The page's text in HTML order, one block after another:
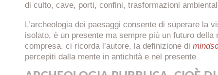
di culto, cave, porti, confini, trasformazioni
L’archeologia dei paesaggi consente di superare la
isolato, è un presente ma sempre più un futuro della
compresa, ci ricorda l’autore, la definizione di
percepiti dalla mente in antichità e nel presente